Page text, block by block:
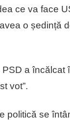
ce va face
o ședință
a încălcat
vot”.
politică se